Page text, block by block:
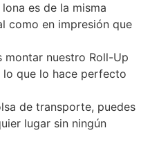
lona es de la misma
como en impresión que
montar nuestro Roll-Up
lo que lo hace perfecto
de transporte, puedes
lugar sin ningún